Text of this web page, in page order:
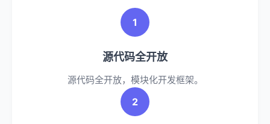
1
源代码全开放
源代码全开放，模块化开发框架。
2